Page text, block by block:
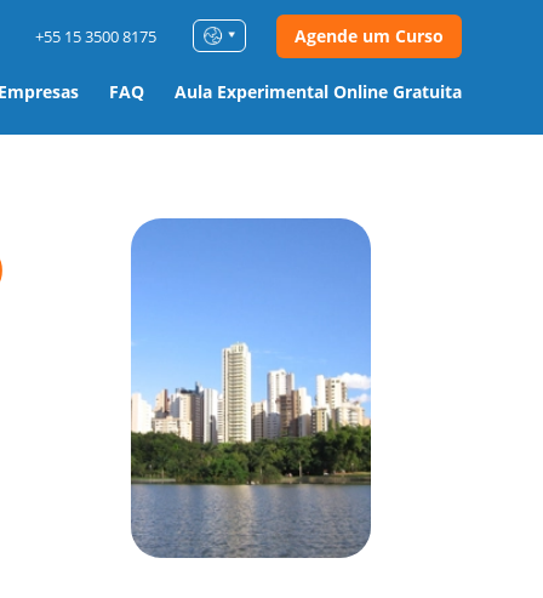
FAQ Aula Experimental Online Gratuita
+55 15 3500 8175 Agende um Curso